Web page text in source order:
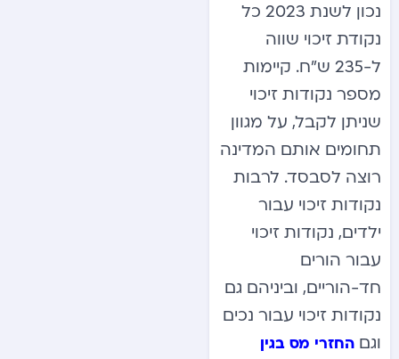
נכון לשנת 2023 כל
נקודת זיכוי שווה
ל-235 ש”ח. קיימות
מספר נקודות זיכוי
שניתן לקבל, על מגוון
תחומים אותם המדינה
רוצה לסבסד. לרבות
נקודות זיכוי עבור
ילדים, נקודות זיכוי
עבור הורים
חד-הוריים, וביניהם גם
נקודות זיכוי עבור נכים
וגם החזרי מס בגין